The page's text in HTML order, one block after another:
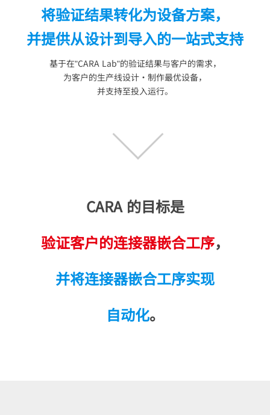
将验证结果转化为设备方案，
并提供从设计到导入的一站式支持
基于在"CARA Lab"的验证结果与客户的需求，
为客户的生产线设计・制作最优设备，
并支持至投入运行。
CARA 的目标是
验证客户的连接器嵌合工序，
并将连接器嵌合工序实现
自动化。